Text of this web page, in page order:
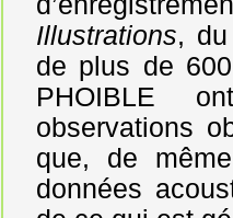
Illustrations,
de plus de
PHOIBLE
observations
que, de
données